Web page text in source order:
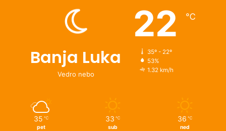
Banja Luka
Vedro nebo
22 ℃
35º - 22º
53%
1.32 km/h
35 ℃
pet
33 ℃
sub
36 ℃
ned